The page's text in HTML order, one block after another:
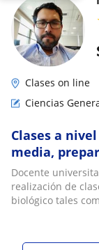
Clases on line
Ciencias
Clases a
media,
Docente
realización de
biológico tales